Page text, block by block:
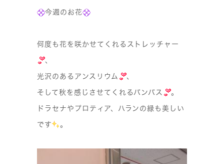
今週のお花
何度も花を咲かせてくれるストレッチャー
、
光沢のあるアンスリウム 、
そして秋を感じさせてくれるパンパス 。
ドラセナやプロティア、ハランの緑も美しい
です 。